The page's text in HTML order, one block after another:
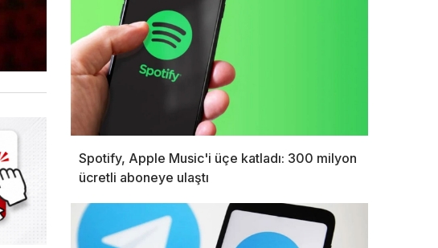
Spotify, Apple Music'i üçe katladı: 300 milyon
ücretli aboneye ulaştı